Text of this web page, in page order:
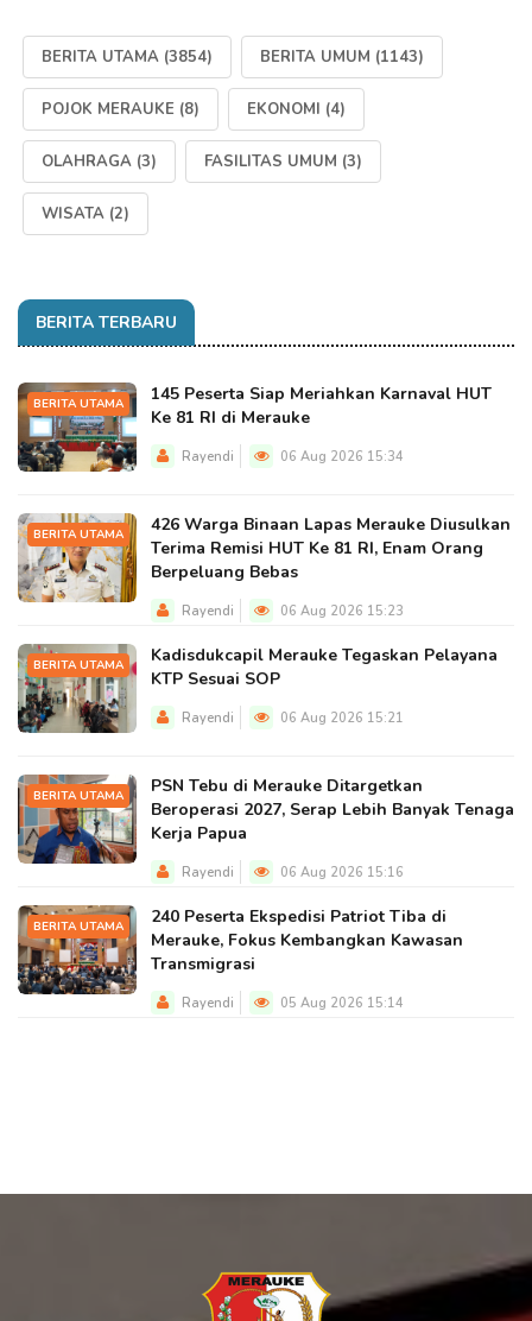
BERITA UTAMA (3854) BERITA UMUM (1143)
POJOK MERAUKE (8) EKONOMI (4)
OLAHRAGA (3) FASILITAS UMUM (3)
WISATA (2)
BERITA TERBARU
BERITA UTAMA
145 Peserta Siap Meriahkan Karnaval HUT
Ke 81 RI di Merauke
Rayendi 06 Aug 2026 15:34
BERITA UTAMA
426 Warga Binaan Lapas Merauke Diusulkan
Terima Remisi HUT Ke 81 RI, Enam Orang
Berpeluang Bebas
Rayendi 06 Aug 2026 15:23
BERITA UTAMA
Kadisdukcapil Merauke Tegaskan Pelayana
KTP Sesuai SOP
Rayendi 06 Aug 2026 15:21
BERITA UTAMA
PSN Tebu di Merauke Ditargetkan
Beroperasi 2027, Serap Lebih Banyak Tenaga
Kerja Papua
Rayendi 06 Aug 2026 15:16
BERITA UTAMA
240 Peserta Ekspedisi Patriot Tiba di
Merauke, Fokus Kembangkan Kawasan
Transmigrasi
Rayendi 05 Aug 2026 15:14